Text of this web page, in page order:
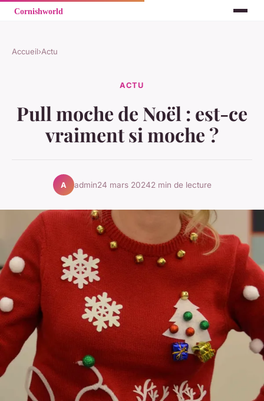
Accueil›Actu
ACTU
Pull moche de Noël : est-ce
vraiment si moche ?
A admin24 mars 20242 min de lecture